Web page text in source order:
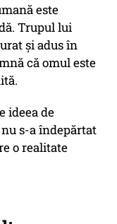
este
Trupul lui
și adus în
că omul este
ideea de
s-a îndepărtat
o realitate